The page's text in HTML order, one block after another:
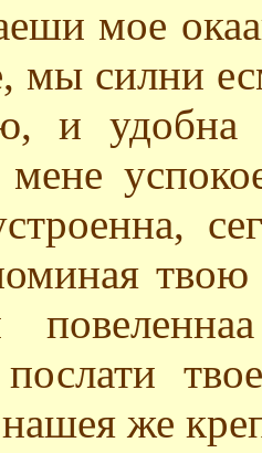
мое
мы силни
и удобна
же